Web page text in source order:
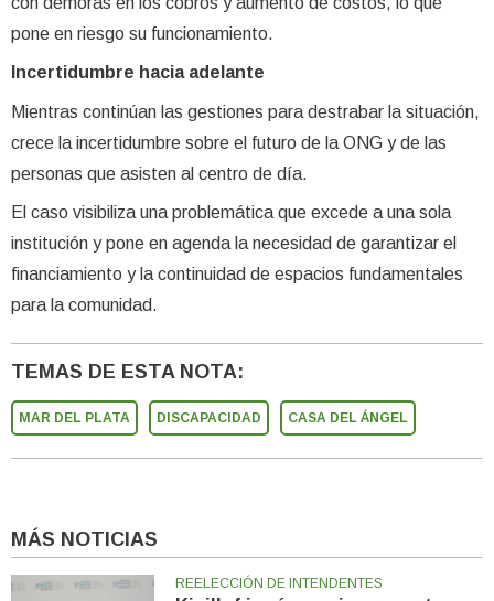
pone en riesgo su funcionamiento.
Incertidumbre hacia adelante
Mientras continúan las gestiones para destrabar la situación,
crece la incertidumbre sobre el futuro de la ONG y de las
personas que asisten al centro de día.
El caso visibiliza una problemática que excede a una sola
institución y pone en agenda la necesidad de garantizar el
financiamiento y la continuidad de espacios fundamentales
para la comunidad.
TEMAS DE ESTA NOTA:
MAR DEL PLATA DISCAPACIDAD CASA DEL ÁNGEL
MÁS NOTICIAS
REELECCIÓN DE INTENDENTES